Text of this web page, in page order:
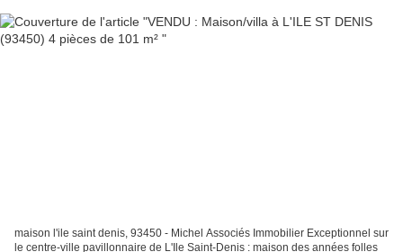
maison l'ile saint denis, 93450 - Michel Associés Immobilier Exceptionnel sur
le centre-ville pavillonnaire de L'Ile Saint-Denis : maison des années folles